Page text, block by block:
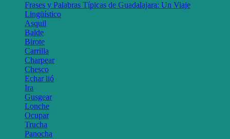
Frases y Palabras Típicas de Guadalajara: Un Viaje
Lingüístico
Asquil
Balde
Birote
Carrilla
Charpear
Chesco
Echar lió
Ira
Gusgear
Lonche
Ocupar
Trucha
Panocha